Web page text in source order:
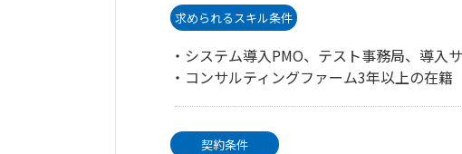
求められるスキル条件
・システム導入PMO、テスト事務局、導入
・コンサルティングファーム3年以上の在籍
契約条件